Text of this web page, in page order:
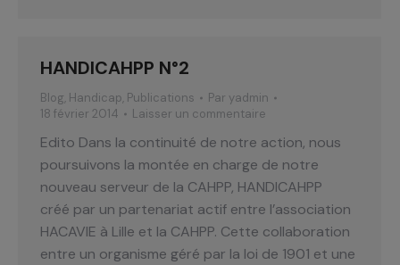
HANDICAHPP N°2
Blog, Handicap, Publications Par yadmin
18 février 2014
Laisser un commentaire
Edito Dans la continuité de notre action, nous
poursuivons la montée en charge de notre
nouveau serveur de la CAHPP, HANDICAHPP
créé par un partenariat actif entre l’association
HACAVIE à Lille et la CAHPP. Cette collaboration
entre un organisme géré par la loi de 1901 et une